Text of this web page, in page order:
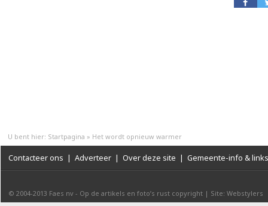
U bent hier: Startpagina » Het wordt opnieuw warmer
Contacteer ons | Adverteer | Over deze site | Gemeente-info & links
© 2004-2013 Faes nv - Op de artikels en foto’s rust copyright | Site: Webstylers